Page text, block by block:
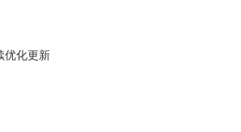
优化更新